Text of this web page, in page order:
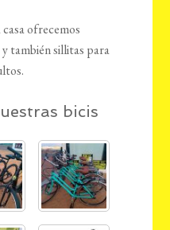
ofrecemos
también sillitas para
bicis